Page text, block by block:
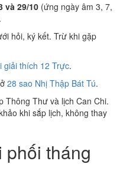
và 29/10 (ứng ngày âm 3, 7,
hỏi, ký kết. Trừ khi gặp
giải thích 12 Trực.
28 sao Nhị Thập Bát Tú.
Thông Thư và lịch Can Chi.
khi sắp lịch, không thay
phối tháng